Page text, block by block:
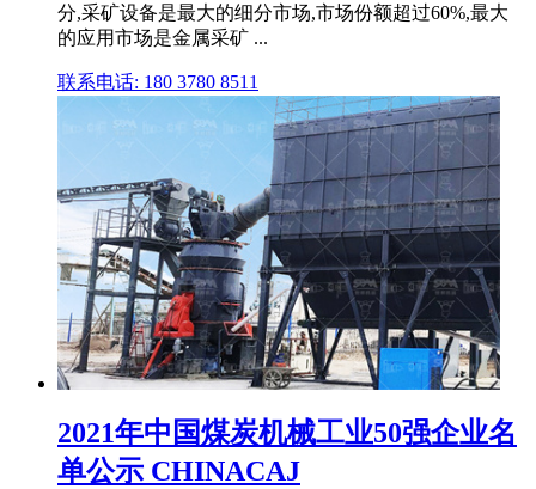
分,采矿设备是最大的细分市场,市场份额超过60%,最大
的应用市场是金属采矿 ...
联系电话: 180 3780 8511
2021年中国煤炭机械工业50强企业名
单公示 CHINACAJ